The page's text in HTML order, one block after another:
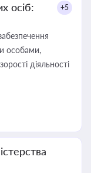
осіб:
+5
особами,
діяльності